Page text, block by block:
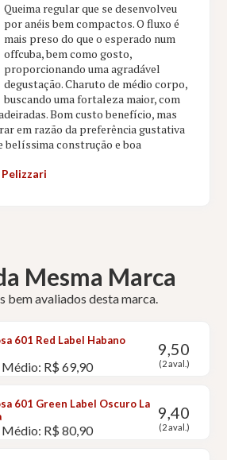
Queima regular que se desenvolveu
por anéis bem compactos. O fluxo é
mais preso do que o esperado num
offcuba, bem como gosto,
proporcionando uma agradável
degustação. Charuto de médio corpo,
buscando uma fortaleza maior, com
Bom custo benefício, mas
em razão da preferência gustativa
belíssima construção e boa
Pelizzari
Mesma Marca
bem avaliados desta marca.
601 Red Label Habano
Médio: R$ 69,90
9,50
(2 aval.)
601 Green Label Oscuro La
Médio: R$ 80,90
9,40
(2 aval.)